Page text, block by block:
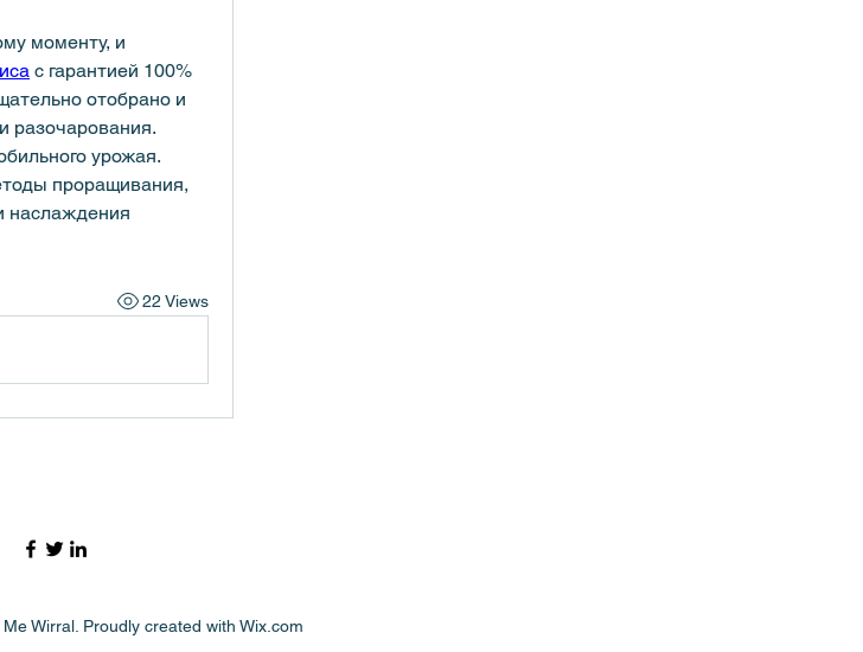
моменту, и
с гарантией 100%
отобрано и
разочарования.
урожая.
проращивания,
наслаждения
22 Views
Wirral. Proudly created with Wix.com